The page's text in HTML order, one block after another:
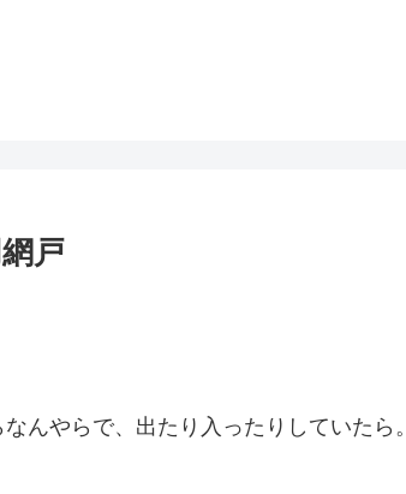
戸
んやらで、出たり入ったりしていたら。